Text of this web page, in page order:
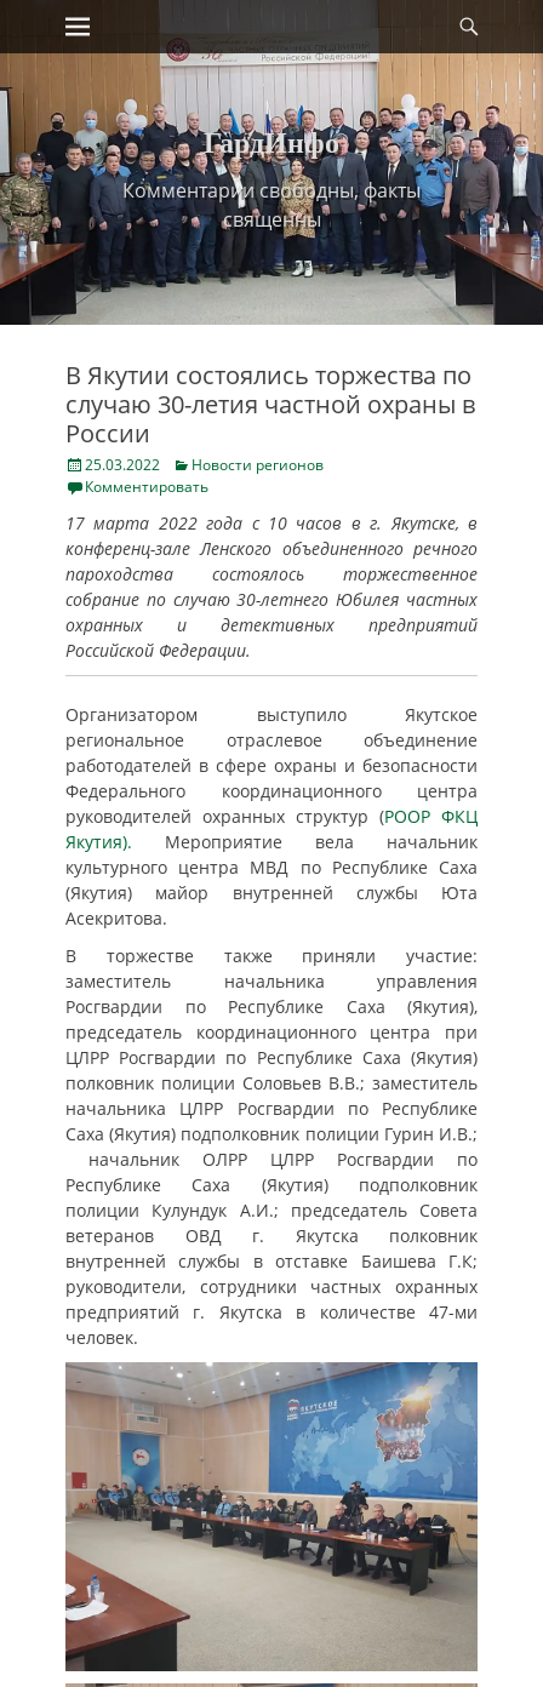
Skip
content
Primary Menu
ГардИнфо
Комментарии свободны, факты
священны
В Якутии состоялись торжества по
случаю 30-летия частной охраны в
России
Posted
on
25.03.2022 Categories
Новости регионов
Комментировать
17 марта 2022 года с 10 часов в г. Якутске, в
конференц-зале Ленского объединенного речного
пароходства состоялось торжественное
собрание по случаю 30-летнего Юбилея частных
охранных и детективных предприятий
Российской Федерации.
Организатором выступило Якутское
региональное отраслевое объединение
работодателей в сфере охраны и безопасности
Федерального координационного центра
руководителей охранных структур (РООР ФКЦ
Якутия). Мероприятие вела начальник
культурного центра МВД по Республике Саха
(Якутия) майор внутренней службы Юта
Асекритова.
В торжестве также приняли участие:
заместитель начальника управления
Росгвардии по Республике Саха (Якутия),
председатель координационного центра при
ЦЛРР Росгвардии по Республике Саха (Якутия)
полковник полиции Соловьев В.В.; заместитель
начальника ЦЛРР Росгвардии по Республике
Саха (Якутия) подполковник полиции Гурин И.В.;
начальник ОЛРР ЦЛРР Росгвардии по
Республике Саха (Якутия) подполковник
полиции Кулундук А.И.; председатель Совета
ветеранов ОВД г. Якутска полковник
внутренней службы в отставке Баишева Г.К;
руководители, сотрудники частных охранных
предприятий г. Якутска в количестве 47-ми
человек.